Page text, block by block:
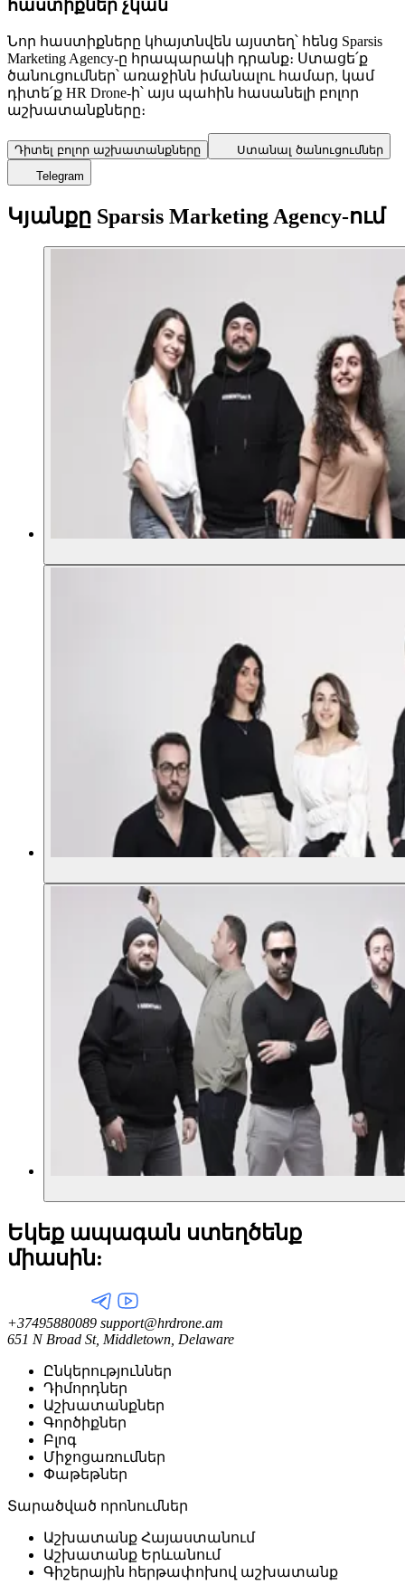
հաստիքներ չկան
Նոր հաստիքները կհայտնվեն այստեղ՝ հենց Sparsis
Marketing Agency-ը հրապարակի դրանք։ Ստացե՛ք
ծանուցումներ՝ առաջինն իմանալու համար, կամ
դիտե՛ք HR Drone-ի՝ այս պահին հասանելի բոլոր
աշխատանքները։
Դիտել բոլոր աշխատանքները
Ստանալ ծանուցումներ
Telegram
Կյանքը Sparsis Marketing Agency-ում
Եկեք ապագան ստեղծենք
միասին:
+37495880089 support@hrdrone.am
651 N Broad St, Middletown, Delaware
Ընկերություններ
Դիմորդներ
Աշխատանքներ
Գործիքներ
Բլոգ
Միջոցառումներ
Փաթեթներ
Տարածված որոնումներ
Աշխատանք Հայաստանում
Աշխատանք Երևանում
Գիշերային հերթափոխով աշխատանք